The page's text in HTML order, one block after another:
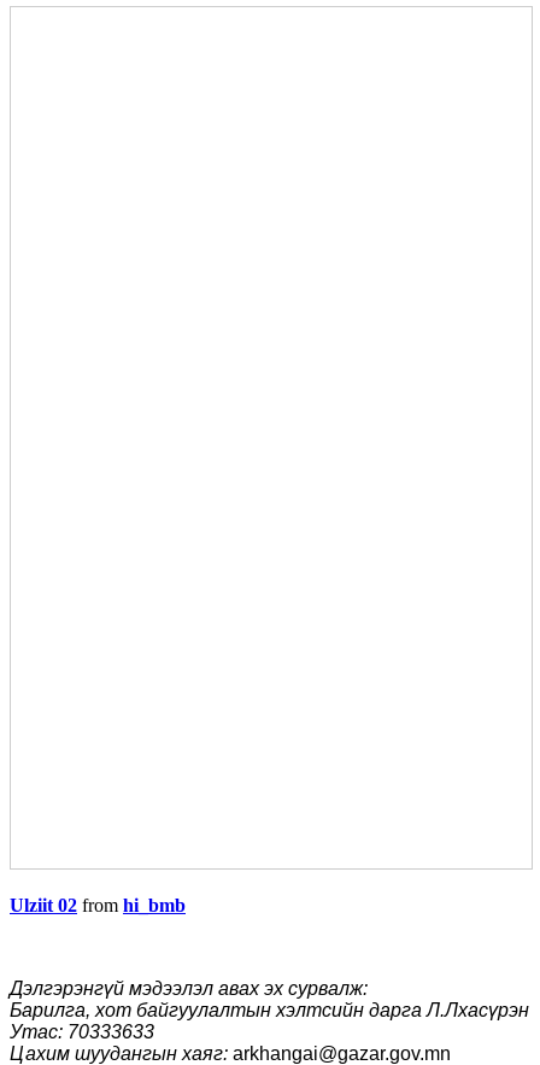
Ulziit 02 from hi_bmb
Дэлгэрэнгүй мэдээлэл авах эх сурвалж:
Барилга, хот байгуулалтын хэлтсийн дарга Л.Лхасүрэн
Утас: 70333633
Цахим шуудангын хаяг: arkhangai@gazar.gov.mn